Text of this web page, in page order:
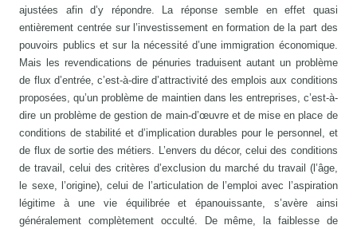
ajustées afin d’y répondre. La réponse semble en effet quasi
entièrement centrée sur l’investissement en formation de la part des
pouvoirs publics et sur la nécessité d’une immigration économique.
Mais les revendications de pénuries traduisent autant un problème
de flux d’entrée, c’est-à-dire d’attractivité des emplois aux conditions
proposées, qu’un problème de maintien dans les entreprises, c’est-à-
dire un problème de gestion de main-d’œuvre et de mise en place de
conditions de stabilité et d’implication durables pour le personnel, et
de flux de sortie des métiers. L’envers du décor, celui des conditions
de travail, celui des critères d’exclusion du marché du travail (l’âge,
le sexe, l’origine), celui de l’articulation de l’emploi avec l’aspiration
légitime à une vie équilibrée et épanouissante, s’avère ainsi
généralement complètement occulté. De même, la faiblesse de